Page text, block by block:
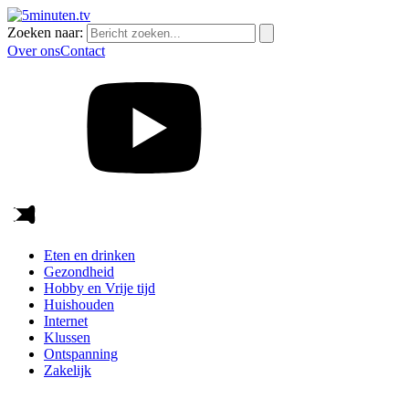
Zoeken naar:
Over onsContact
Eten en drinken
Gezondheid
Hobby en Vrije tijd
Huishouden
Internet
Klussen
Ontspanning
Zakelijk